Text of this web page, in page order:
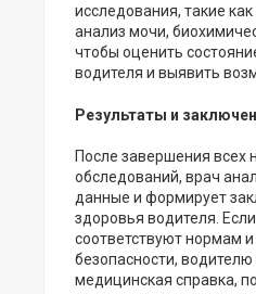
исследования, такие
анализ мочи,
чтобы оценить
водителя и выявить
Результаты и
После завершения всех
обследований, врач
данные и формирует
здоровья водителя.
соответствуют нормам
безопасности,
медицинская справка,